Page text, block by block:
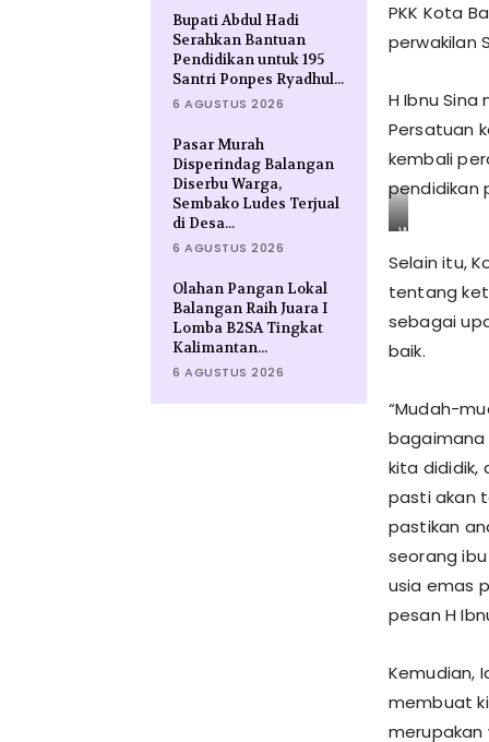
Bupati Abdul Hadi
Serahkan Bantuan
Pendidikan untuk 195
Santri Ponpes Ryadhul...
6 AGUSTUS 2026
Pasar Murah
Disperindag Balangan
Diserbu Warga,
Sembako Ludes Terjual
di Desa...
6 AGUSTUS 2026
Olahan Pangan Lokal
Balangan Raih Juara I
Lomba B2SA Tingkat
Kalimantan...
6 AGUSTUS 2026
PKK Kota
perwakilan
H Ibnu
Persatuan
kembali
pendidikan
W
l
i
o
a
n
j
r
m
s
n
,
I
u
S
i
n
Selain itu,
tentang
sebagai
baik.
“Mudah-
bagaimana
kita dididik,
pasti akan
pastikan
seorang
usia emas
pesan H
Kemudian,
membuat